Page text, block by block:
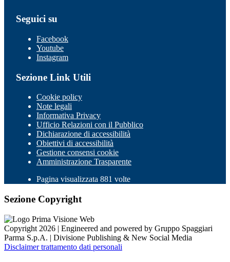
Seguici su
Facebook
Youtube
Instagram
Sezione Link Utili
Cookie policy
Note legali
Informativa Privacy
Ufficio Relazioni con il Pubblico
Dichiarazione di accessibilità
Obiettivi di accessibilità
Gestione consensi cookie
Amministrazione Trasparente
Pagina visualizzata 881 volte
Sezione Copyright
Copyright 2026 | Engineered and powered by Gruppo Spaggiari
Parma S.p.A. | Divisione Publishing & New Social Media
Disclaimer trattamento dati personali